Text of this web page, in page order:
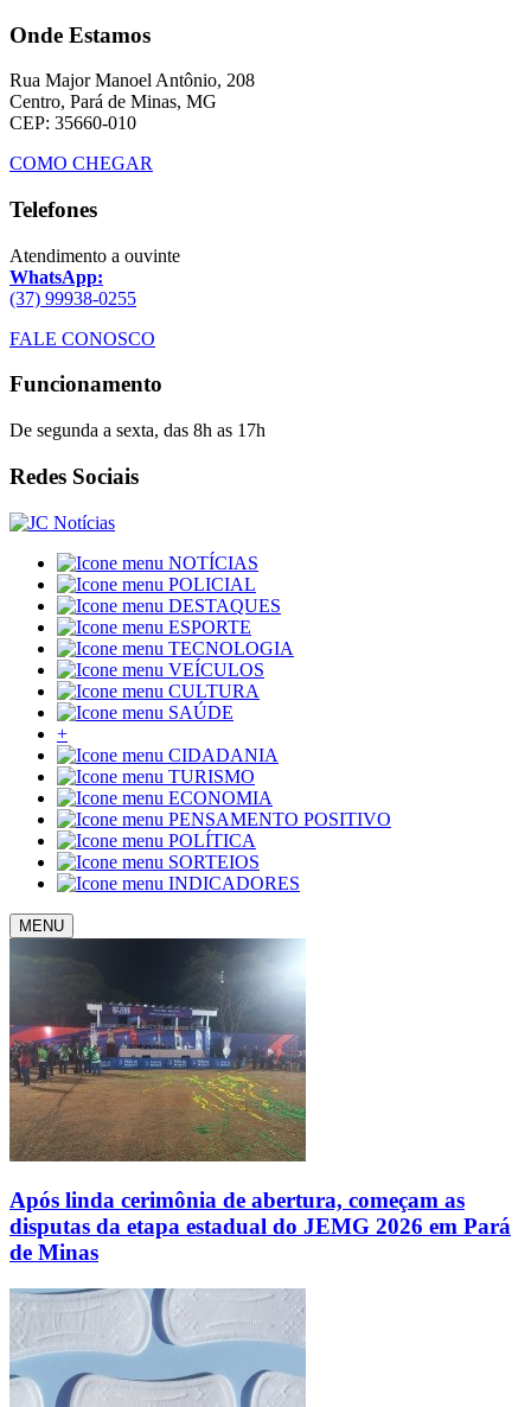
Onde Estamos
Rua Major Manoel Antônio, 208
Centro, Pará de Minas, MG
CEP: 35660-010
COMO CHEGAR
Telefones
Atendimento a ouvinte
WhatsApp:
(37) 99938-0255
FALE CONOSCO
Funcionamento
De segunda a sexta, das 8h as 17h
Redes Sociais
NOTÍCIAS
POLICIAL
DESTAQUES
ESPORTE
TECNOLOGIA
VEÍCULOS
CULTURA
SAÚDE
+
CIDADANIA
TURISMO
ECONOMIA
PENSAMENTO POSITIVO
POLÍTICA
SORTEIOS
INDICADORES
MENU
Após linda cerimônia de abertura, começam as
disputas da etapa estadual do JEMG 2026 em Pará
de Minas